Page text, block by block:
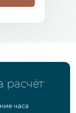
расчёт
часа